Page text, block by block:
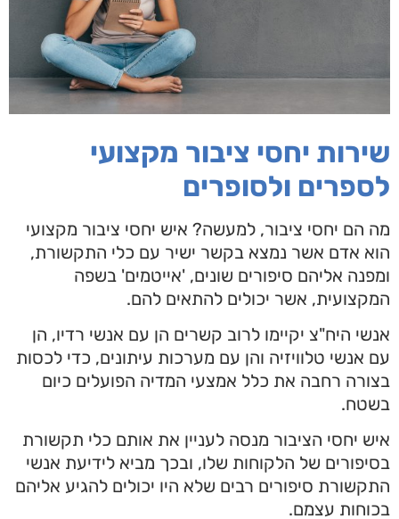
שירות יחסי ציבור מקצועי
לספרים ולסופרים
מה הם יחסי ציבור, למעשה? איש יחסי ציבור מקצועי
הוא אדם אשר נמצא בקשר ישיר עם כלי התקשורת,
ומפנה אליהם סיפורים שונים, 'אייטמים' בשפה
המקצועית, אשר יכולים להתאים להם.
אנשי היח"צ יקיימו לרוב קשרים הן עם אנשי רדיו, הן
עם אנשי טלוויזיה והן עם מערכות עיתונים, כדי לכסות
בצורה רחבה את כלל אמצעי המדיה הפועלים כיום
בשטח.
איש יחסי הציבור מנסה לעניין את אותם כלי תקשורת
בסיפורים של הלקוחות שלו, ובכך מביא לידיעת אנשי
התקשורת סיפורים רבים שלא היו יכולים להגיע אליהם
בכוחות עצמם.